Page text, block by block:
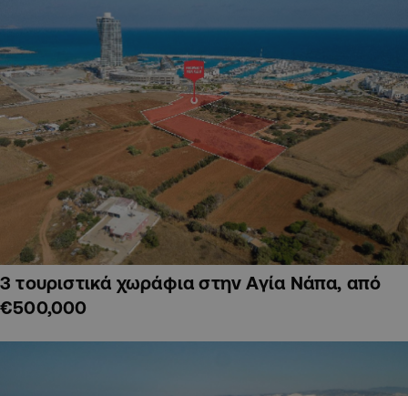
3 τουριστικά χωράφια στην Αγία Νάπα, από
€500,000